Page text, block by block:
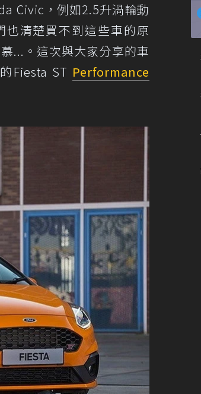
Civic，例如2.5升渦輪動
也清楚買不到這些車的原
...。這次與大家分享的車
Fiesta ST Performance